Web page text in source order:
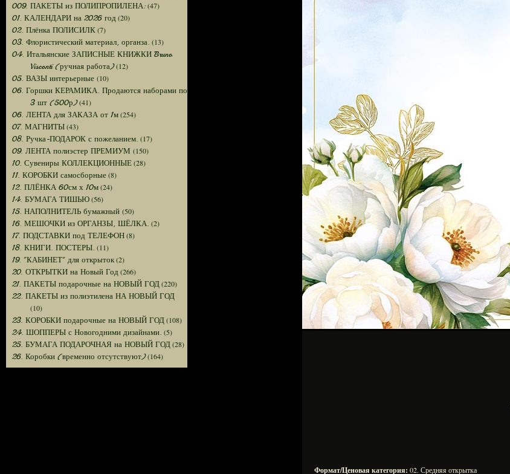
009. ПАКЕТЫ из ПОЛИПРОПИЛЕНА:(47)
01. КАЛЕНДАРИ на 2026 год (20)
02. Плёнка ПОЛИСИЛК(7)
03. Флористический материал, органза. (13)
04. Итальянские ЗАПИСНЫЕ КНИЖКИ Bruno
Visconti (ручная работа)(12)
05. ВАЗЫ интерьерные (10)
06. Горшки КЕРАМИКА. Продаются наборами по
3 шт (500р)(41)
06. ЛЕНТА для ЗАКАЗА от 1м(254)
07. МАГНИТЫ(43)
08. Ручка-ПОДАРОК с пожеланием. (17)
09. ЛЕНТА полиэстер ПРЕМИУМ (150)
10. Сувениры КОЛЛЕКЦИОННЫЕ(28)
11. КОРОБКИ самосборные(8)
12. ПЛЁНКА 60см х 10м(24)
14. БУМАГА ТИШЬЮ(56)
15. НАПОЛНИТЕЛЬ бумажный (50)
16. МЕШОЧКИ из ОРГАНЗЫ, ШЁЛКА. (2)
17. ПОДСТАВКИ под ТЕЛЕФОН(8)
18. КНИГИ. ПОСТЕРЫ. (11)
19. "КАБИНЕТ" для открыток(2)
20. ОТКРЫТКИ на Новый Год (266)
21. ПАКЕТЫ подарочные на НОВЫЙ ГОД(220)
22. ПАКЕТЫ из полиэтилена НА НОВЫЙ ГОД
(10)
23. КОРОБКИ подарочные на НОВЫЙ ГОД(108)
24. ШОППЕРЫ с Новогодними дизайнами. (5)
25. БУМАГА ПОДАРОЧНАЯ на НОВЫЙ ГОД(28)
26. Коробки (временно отсутствуют)(164)
Формат/Ценовая категория: 02. Средняя открытка